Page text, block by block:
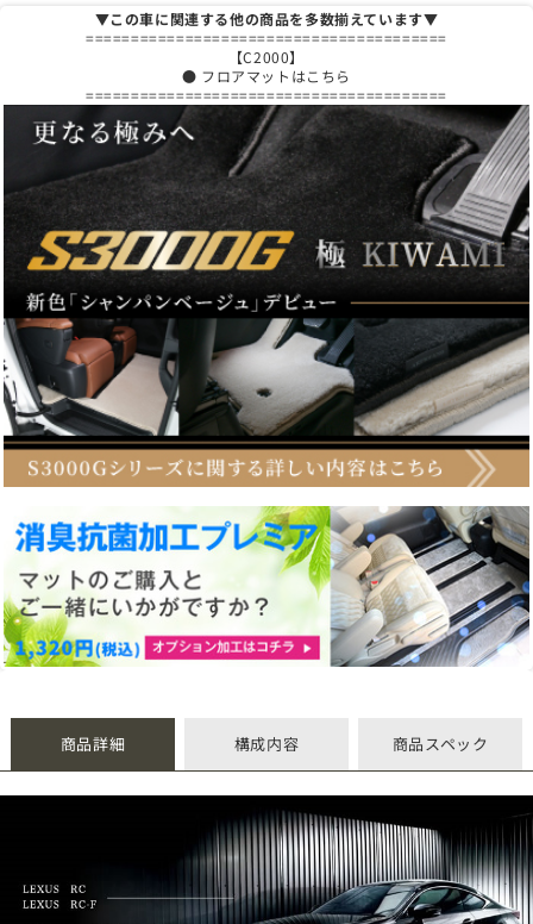
▼この車に関連する他の商品を多数揃えています▼
========================================
【C2000】
● フロアマットはこちら
========================================
商品詳細 構成内容 商品スペック